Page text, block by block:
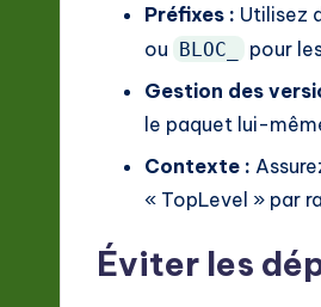
Préfixes : Utilisez
ou BLOC_
pour
Gestion des
le paquet lui-
Contexte :
« TopLevel » par
Éviter les